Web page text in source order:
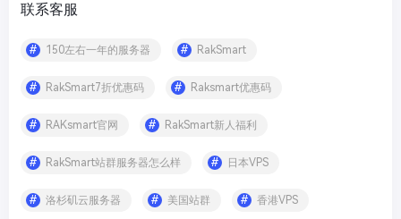
联系客服
150左右一年的服务器 RakSmart
RakSmart7折优惠码 Raksmart优惠码
RAKsmart官网 RakSmart新人福利
RakSmart站群服务器怎么样 日本VPS
洛杉矶云服务器 美国站群 香港VPS